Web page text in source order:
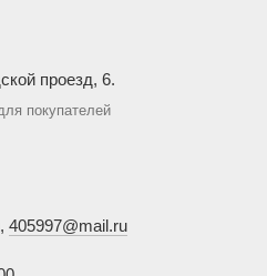
проезд, 6.
покупателей
, 405997@mail.ru